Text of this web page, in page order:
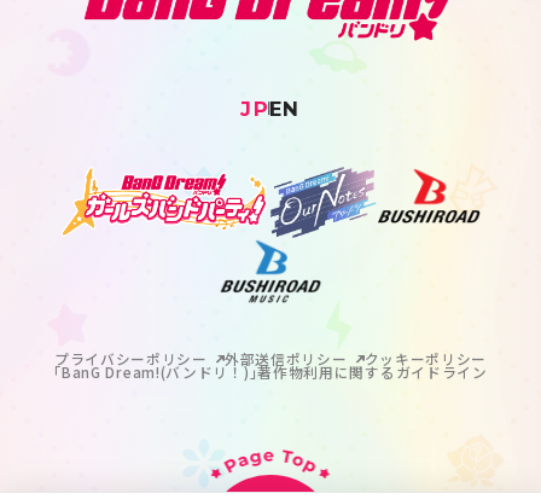
JPEN
プライバシーポリシー 外部送信ポリシー クッキーポリシー
｢BanG Dream!(バンドリ！)｣著作物利用に関するガイドライン